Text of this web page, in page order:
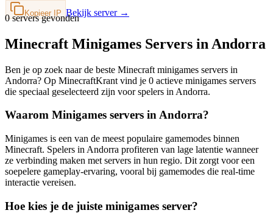
Kopieer IP Bekijk server →
0 servers gevonden
Minecraft Minigames Servers in Andorra
Ben je op zoek naar de beste Minecraft minigames servers in
Andorra? Op MinecraftKrant vind je 0 actieve minigames servers
die speciaal geselecteerd zijn voor spelers in Andorra.
Waarom Minigames servers in Andorra?
Minigames is een van de meest populaire gamemodes binnen
Minecraft. Spelers in Andorra profiteren van lage latentie wanneer
ze verbinding maken met servers in hun regio. Dit zorgt voor een
soepelere gameplay-ervaring, vooral bij gamemodes die real-time
interactie vereisen.
Hoe kies je de juiste minigames server?